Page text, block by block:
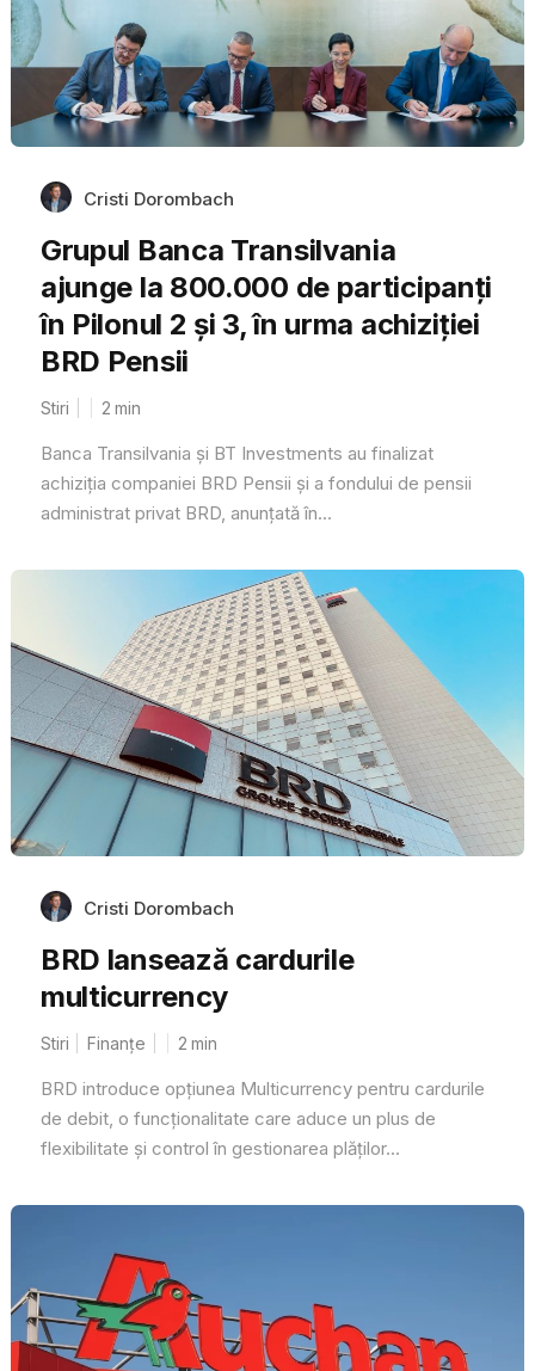
Cristi Dorombach
Grupul Banca Transilvania
ajunge la 800.000 de participanți
în Pilonul 2 și 3, în urma achiziției
BRD Pensii
Stiri 2 min
Banca Transilvania și BT Investments au finalizat
achiziția companiei BRD Pensii și a fondului de pensii
administrat privat BRD, anunțată în...
Cristi Dorombach
BRD lansează cardurile
multicurrency
Stiri Finanțe 2 min
BRD introduce opțiunea Multicurrency pentru cardurile
de debit, o funcționalitate care aduce un plus de
flexibilitate și control în gestionarea plăților...